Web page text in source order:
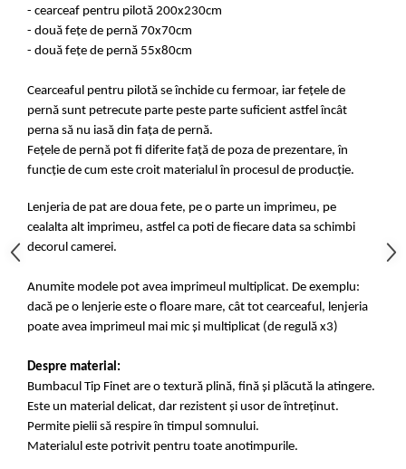
- cearceaf pentru pilotă 200x230cm
- două fețe de pernă 70x70cm
- două fețe de pernă 55x80cm
Cearceaful pentru pilotă se închide cu fermoar, iar fețele de
pernă sunt petrecute parte peste parte suficient astfel încât
perna să nu iasă din fața de pernă.
Fețele de pernă pot fi diferite față de poza de prezentare, în
funcție de cum este croit materialul în procesul de producție.
Lenjeria de pat are doua fete, pe o parte un imprimeu, pe
cealalta alt imprimeu, astfel ca poti de fiecare data sa schimbi
decorul camerei.
Anumite modele pot avea imprimeul multiplicat. De exemplu:
dacă pe o lenjerie este o floare mare, cât tot cearceaful, lenjeria
poate avea imprimeul mai mic și multiplicat (de regulă x3)
Despre material:
Bumbacul Tip Finet are o textură plină, fină și plăcută la atingere.
Este un material delicat, dar rezistent și usor de întreținut.
Permite pielii să respire în timpul somnului.
Materialul este potrivit pentru toate anotimpurile.